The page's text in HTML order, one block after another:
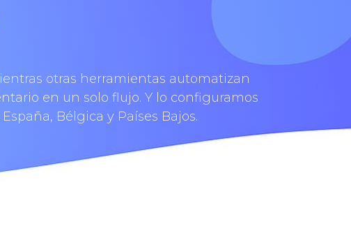
otras herramientas automatizan
en un solo flujo. Y lo configuramos
Bélgica y Países Bajos.